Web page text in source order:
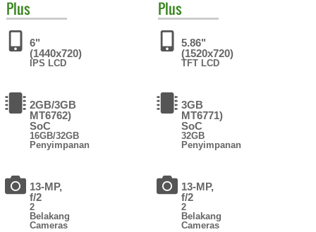
Plus
6"
(1440x720)
IPS LCD
2GB/3GB
MT6762)
SoC
16GB/32GB
Penyimpanan
13-MP,
f/2
2
Belakang
Cameras
Plus
5.86"
(1520x720)
TFT LCD
3GB
MT6771)
SoC
32GB
Penyimpanan
13-MP,
f/2
2
Belakang
Cameras